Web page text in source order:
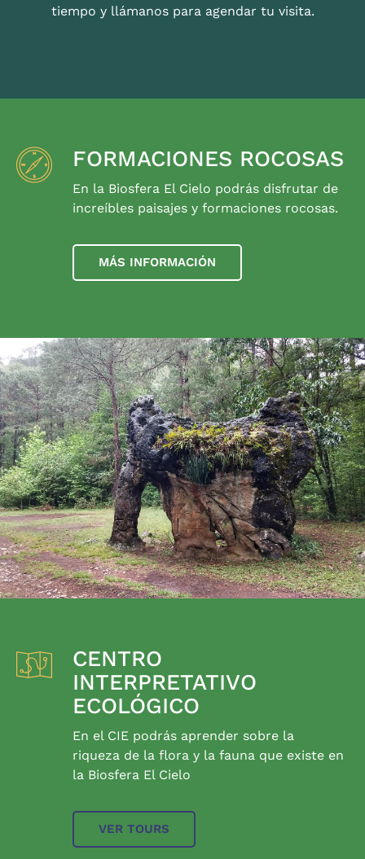
tiempo y llámanos para agendar tu visita.
FORMACIONES ROCOSAS
En la Biosfera El Cielo podrás disfrutar de
increíbles paisajes y formaciones rocosas.
MÁS INFORMACIÓN
CENTRO
INTERPRETATIVO
ECOLÓGICO
En el CIE podrás aprender sobre la
riqueza de la flora y la fauna que existe en
la Biosfera El Cielo
VER TOURS